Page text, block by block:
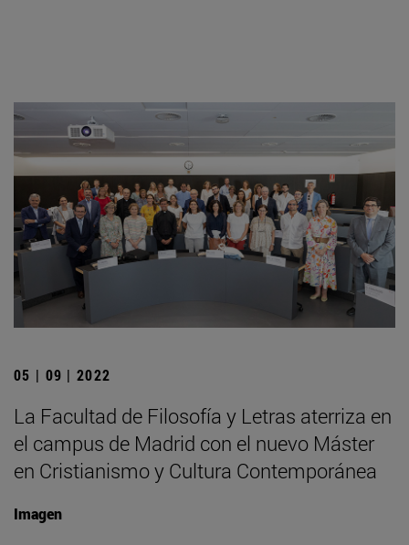
05 | 09 | 2022
La Facultad de Filosofía y Letras aterriza en
el campus de Madrid con el nuevo Máster
en Cristianismo y Cultura Contemporánea
Imagen